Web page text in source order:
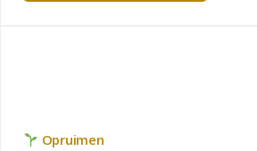
Opruimen